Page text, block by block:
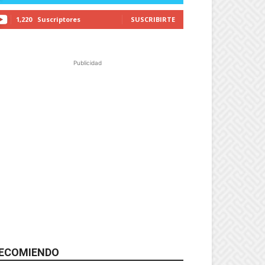
1,220 Suscriptores SUSCRIBIRTE
Publicidad